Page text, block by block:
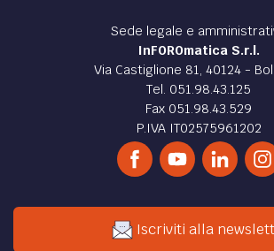
Sede legale e
InFOROmatica S.r.l.
Via Castiglione 81, 40124 -
Tel. 051.98.43.125
Fax 051.98.43.529
P.IVA IT02575961202
Iscriviti alla